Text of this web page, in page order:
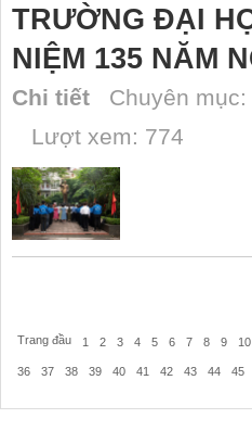
TRƯỜNG ĐẠI
NIỆM 135 NĂM
Chi tiết Chuyên mục:
Lượt xem: 774
Trang đầu 1 2 3 4 5 6 7 8 9 10
36 37 38 39 40 41 42 43 44 45